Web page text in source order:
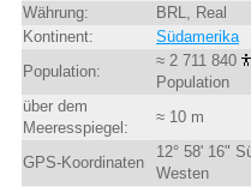
Währung:
BRL, Real
Kontinent:
Südamerika
Population:
≈ 2 711 840
Population
über dem
Meeresspiegel:
≈ 10 m
GPS-Koordinaten
12° 58' 16"
Westen